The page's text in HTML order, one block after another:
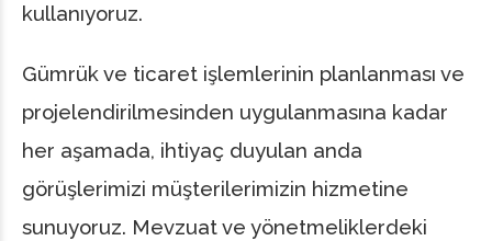
kullanıyoruz.
Gümrük ve ticaret işlemlerinin planlanması ve
projelendirilmesinden uygulanmasına kadar
her aşamada, ihtiyaç duyulan anda
görüşlerimizi müşterilerimizin hizmetine
sunuyoruz. Mevzuat ve yönetmeliklerdeki